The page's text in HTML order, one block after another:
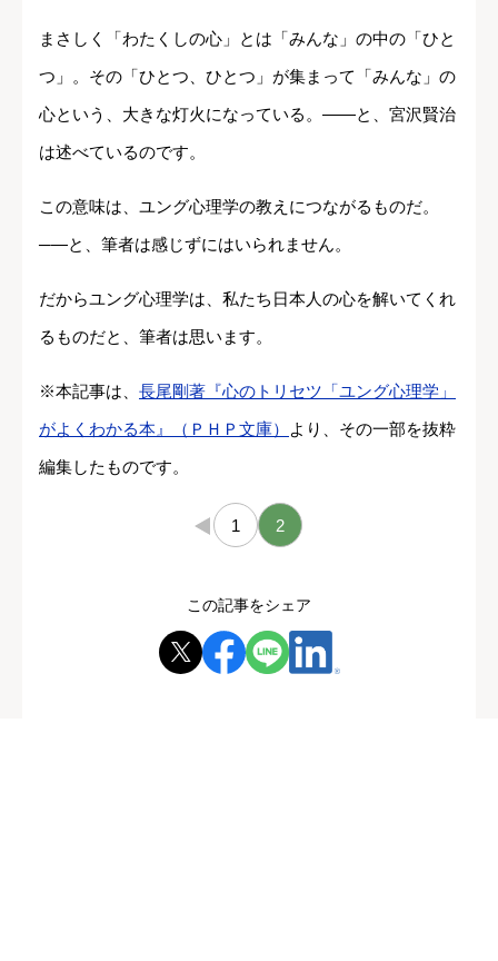
まさしく「わたくしの心」とは「みんな」の中の「ひと
つ」。その「ひとつ、ひとつ」が集まって「みんな」の
心という、大きな灯火になっている。――と、宮沢賢治
は述べているのです。
この意味は、ユング心理学の教えにつながるものだ。
─―と、筆者は感じずにはいられません。
だからユング心理学は、私たち日本人の心を解いてくれ
るものだと、筆者は思います。
※本記事は、 長尾剛著『心のトリセツ「ユング心理学」
がよくわかる本』（ＰＨＰ文庫）
より、その一部を抜粋
編集したものです。
← 1 2
この記事をシェア